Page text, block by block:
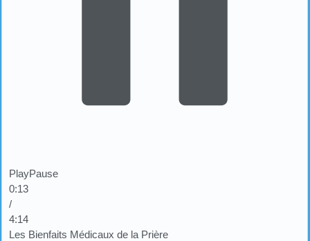
PlayPause
0:14
/
4:14
Les Bienfaits Médicaux de la Prière